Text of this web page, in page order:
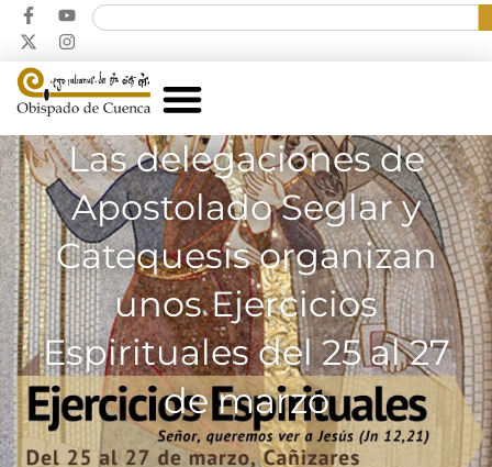
Las delegaciones de
Apostolado Seglar y
Catequesis organizan
unos Ejercicios
Espirituales del 25 al 27
de marzo